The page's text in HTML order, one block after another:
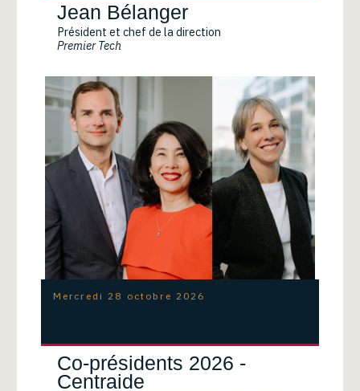
Jean Bélanger
Président et chef de la direction
Premier Tech
Mercredi 28 octobre 2026
Co-présidents 2026 -
Centraide